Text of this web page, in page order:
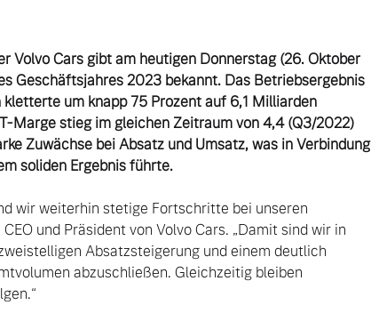
Volvo Cars gibt am heutigen Donnerstag (26. Oktober
Geschäftsjahres 2023 bekannt. Das Betriebsergebnis
um knapp 75 Prozent auf 6,1 Milliarden
Marge stieg im gleichen Zeitraum von 4,4 (Q3/2022)
Zuwächse bei Absatz und Umsatz, was in Verbindung
soliden Ergebnis führte.
wir weiterhin stetige Fortschritte bei unseren
und Präsident von Volvo Cars. „Damit sind wir in
Absatzsteigerung und einem deutlich
abzuschließen. Gleichzeitig bleiben